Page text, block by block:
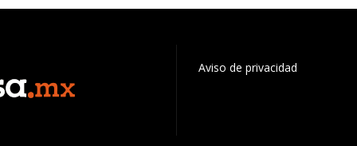
Aviso de privacidad